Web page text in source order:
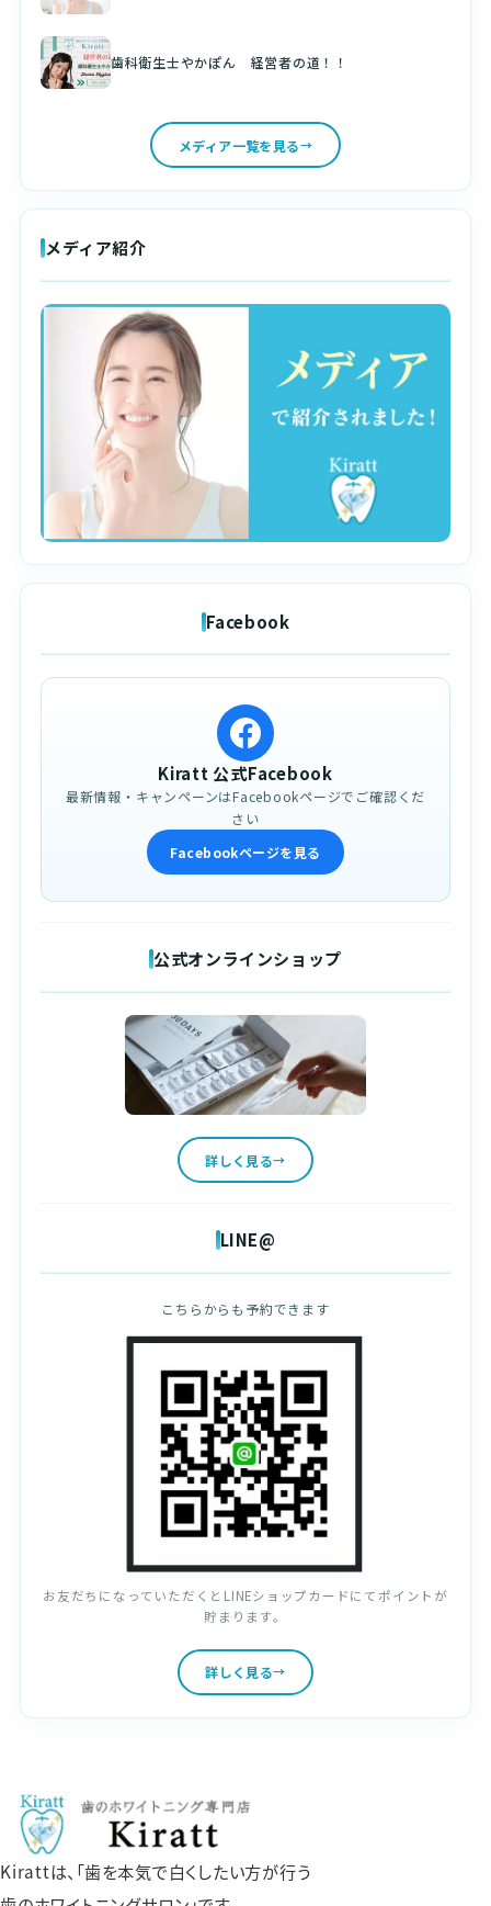
歯科衛生士やかぽん 経営者の道！！
メディア一覧を見る
メディア紹介
Facebook
Kiratt 公式Facebook
最新情報・キャンペーンはFacebookページでご確認くだ
さい
Facebookページを見る
公式オンラインショップ
詳しく見る
LINE@
こちらからも予約できます
お友だちになっていただくとLINEショップカードにてポイントが
貯まります。
詳しく見る
Kirattは、「歯を本気で白くしたい方が行う